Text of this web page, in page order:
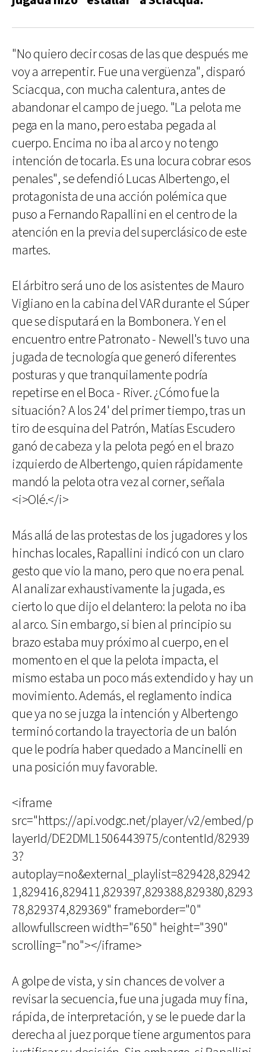
"No quiero decir cosas de las que después me
voy a arrepentir. Fue una vergüenza", disparó
Sciacqua, con mucha calentura, antes de
abandonar el campo de juego. "La pelota me
pega en la mano, pero estaba pegada al
cuerpo. Encima no iba al arco y no tengo
intención de tocarla. Es una locura cobrar esos
penales", se defendió Lucas Albertengo, el
protagonista de una acción polémica que
puso a Fernando Rapallini en el centro de la
atención en la previa del superclásico de este
martes.
El árbitro será uno de los asistentes de Mauro
Vigliano en la cabina del VAR durante el Súper
que se disputará en la Bombonera. Y en el
encuentro entre Patronato - Newell's tuvo una
jugada de tecnología que generó diferentes
posturas y que tranquilamente podría
repetirse en el Boca - River. ¿Cómo fue la
situación? A los 24' del primer tiempo, tras un
tiro de esquina del Patrón, Matías Escudero
ganó de cabeza y la pelota pegó en el brazo
izquierdo de Albertengo, quien rápidamente
mandó la pelota otra vez al corner, señala
<i>Olé.</i>
Más allá de las protestas de los jugadores y los
hinchas locales, Rapallini indicó con un claro
gesto que vio la mano, pero que no era penal.
Al analizar exhaustivamente la jugada, es
cierto lo que dijo el delantero: la pelota no iba
al arco. Sin embargo, si bien al principio su
brazo estaba muy próximo al cuerpo, en el
momento en el que la pelota impacta, el
mismo estaba un poco más extendido y hay un
movimiento. Además, el reglamento indica
que ya no se juzga la intención y Albertengo
terminó cortando la trayectoria de un balón
que le podría haber quedado a Mancinelli en
una posición muy favorable.
<iframe
src="https://api.vodgc.net/player/v2/embed/p
layerId/DE2DML1506443975/contentId/82939
3?
autoplay=no&external_playlist=829428,82942
1,829416,829411,829397,829388,829380,8293
78,829374,829369" frameborder="0"
allowfullscreen width="650" height="390"
scrolling="no"></iframe>
A golpe de vista, y sin chances de volver a
revisar la secuencia, fue una jugada muy fina,
rápida, de interpretación, y se le puede dar la
derecha al juez porque tiene argumentos para